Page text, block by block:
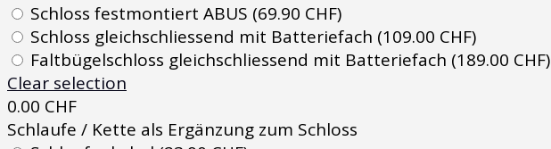
Schloss festmontiert ABUS (69.90 CHF)
Schloss gleichschliessend mit Batteriefach (109.00 CHF)
Faltbügelschloss gleichschliessend mit Batteriefach (189.00 CHF)
Clear selection
0.00 CHF
Schlaufe / Kette als Ergänzung zum Schloss